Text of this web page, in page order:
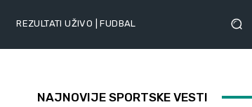
REZULTATI UŽIVO | FUDBAL
NAJNOVIJE SPORTSKE VESTI